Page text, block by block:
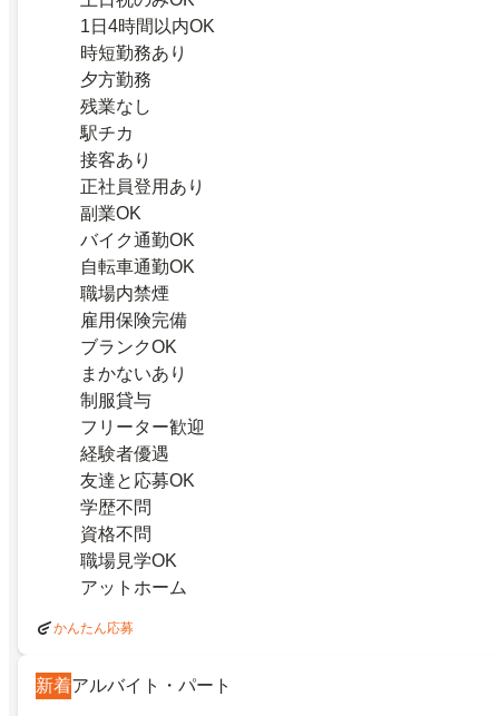
1日4時間以内OK
時短勤務あり
夕方勤務
残業なし
駅チカ
接客あり
正社員登用あり
副業OK
バイク通勤OK
自転車通勤OK
職場内禁煙
雇用保険完備
ブランクOK
まかないあり
制服貸与
フリーター歓迎
経験者優遇
友達と応募OK
学歴不問
資格不問
職場見学OK
アットホーム
かんたん応募
新着アルバイト・パート